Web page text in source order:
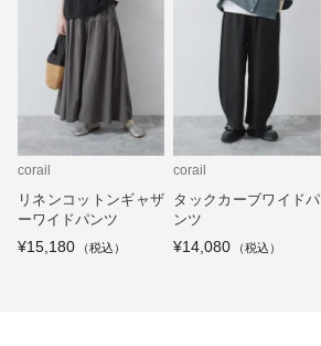
corail
リネンコットンギャザ
ーワイドパンツ
¥15,180
corail
タックカーブワイドパ
ンツ
¥14,080